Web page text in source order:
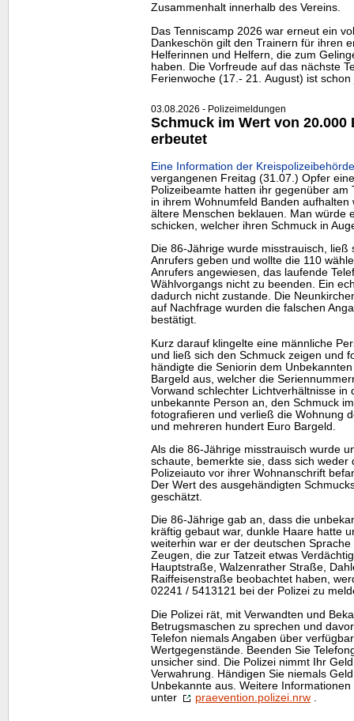
Zusammenhalt innerhalb des Vereins.
Das Tenniscamp 2026 war erneut ein
Dankeschön gilt den Trainern für ihren
Helferinnen und Helfern, die zum
haben. Die Vorfreude auf das nächste
Ferienwoche (17.- 21. August) ist
03.08.2026 - Polizeimeldungen
Schmuck im Wert von 20.000
erbeutet
Eine Information der
vergangenen Freitag (31.07.) Opfer
Polizeibeamte hatten ihr gegenüber am
in ihrem Wohnumfeld Banden
ältere Menschen beklauen. Man würde
schicken, welcher ihren Schmuck in
Die 86-Jährige wurde misstrauisch, ließ
Anrufers geben und wollte die 110
Anrufers angewiesen, das laufende
Wählvorgangs nicht zu beenden. Ein
dadurch nicht zustande. Die
auf Nachfrage wurden die falschen
bestätigt.
Kurz darauf klingelte eine männliche
und ließ sich den Schmuck zeigen und
händigte die Seniorin dem
Bargeld aus, welcher die
Vorwand schlechter Lichtverhältnisse in
unbekannte Person an, den Schmuck
fotografieren und verließ die Wohnung
und mehreren hundert Euro Bargeld.
Als die 86-Jährige misstrauisch wurde
schaute, bemerkte sie, dass sich
Polizeiauto vor ihrer Wohnanschrift
Der Wert des ausgehändigten
geschätzt.
Die 86-Jährige gab an, dass die
kräftig gebaut war, dunkle Haare hatte
weiterhin war er der deutschen
Zeugen, die zur Tatzeit etwas
Hauptstraße, Walzenrather Straße,
Raiffeisenstraße beobachtet haben,
02241 / 5413121 bei der Polizei zu
Die Polizei rät, mit Verwandten und
Betrugsmaschen zu sprechen und
Telefon niemals Angaben über
Wertgegenstände. Beenden Sie
unsicher sind. Die Polizei nimmt Ihr
Verwahrung. Händigen Sie niemals
Unbekannte aus. Weitere
unter
praevention.polizei.nrw